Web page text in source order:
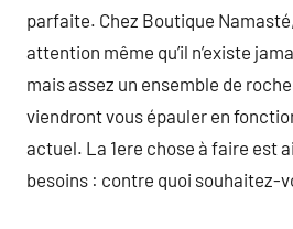
parfaite. Chez Boutique
attention même qu’il n’existe
mais assez un ensemble de
viendront vous épauler en
actuel. La 1ere chose à faire est
besoins : contre quoi souhaitez-